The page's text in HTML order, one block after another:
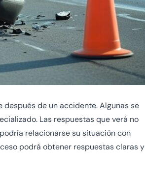
de un accidente. Algunas se
Las respuestas que verá no
relacionarse su situación con
podrá obtener respuestas claras y